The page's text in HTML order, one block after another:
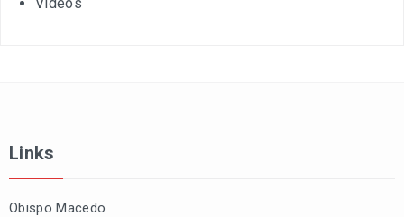
Links
Obispo Macedo